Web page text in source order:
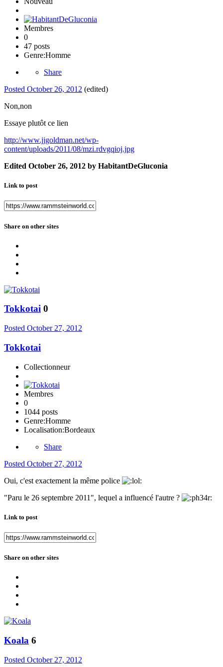
Membres
0
47 posts
Genre:Homme
Share
Posted October 26, 2012 (edited)
Non,non
Essaye plutôt ce lien
http://www.jjgoldman.net/wp-
content/uploads/2011/08/mzi.rdvgqioj.jpg
Edited October 26, 2012 by HabitantDeGluconia
Link to post
Share on other sites
Tokkotai 0
Posted October 27, 2012
Tokkotai
Collectionneur
Membres
0
1044 posts
Genre:Homme
Localisation:Bordeaux
Share
Posted October 27, 2012
Oui, c'est exactement la même police
"Paru le 26 septembre 2011", lequel a influencé l'autre ?
Link to post
Share on other sites
Koala 6
Posted October 27, 2012